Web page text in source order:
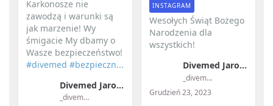
Karkonosze nie
zawodzą i warunki są
jak marzenie!Wy
śmigacie My dbamy o
Wasze bezpieczeństwo!
#divemed #bezpieczn...
Divemed Jarosław Przybylski
_divemed_
Wesołych Świąt Bożego
Narodzenia dla
wszystkich! ️
Divemed Jarosław Przybylski
_divemed_
Grudzień 23, 2023
INSTAGRAM